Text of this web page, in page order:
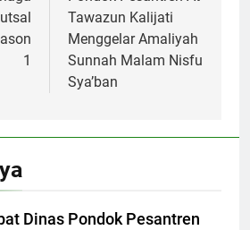
1
Tawazun Kalijati
Menggelar Amaliyah
Sunnah Malam Nisfu
Sya’ban
Dinas Pondok Pesantren